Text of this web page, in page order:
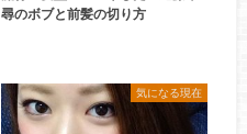
尋のボブと前髪の切り方
気になる現在